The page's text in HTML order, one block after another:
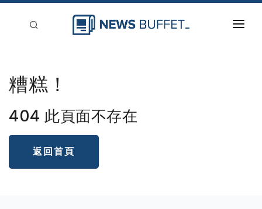
新聞稿分類
刊登
糟糕！
404 此頁面不存在
返回首頁